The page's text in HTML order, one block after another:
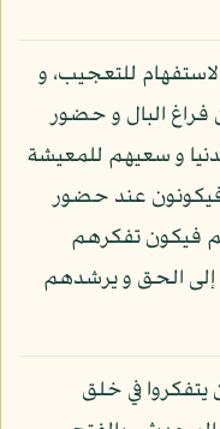
للتعجيب، و
فراغ البال و حضور
و سعيهم للمعيشة
عند حضور
فيكون تفكرهم
الحق و يرشدهم
يتفكروا في خلق